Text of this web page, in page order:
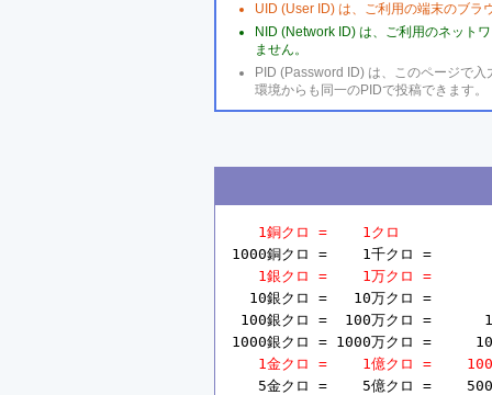
UID (User ID) は、ご利用の端末のブ
NID (Network ID) は、ご利用のネット
ません。
PID (Password ID) は、このページで
環境からも同一のPIDで投稿できます。
1銅クロ =    1クロ
1000銅クロ =    1千クロ =
1銀クロ =    1万クロ =
10銀クロ =   10万クロ =
100銀クロ =  100万クロ =
1000銀クロ = 1000万クロ =
1金クロ =    1億クロ =
5金クロ =    5億クロ =